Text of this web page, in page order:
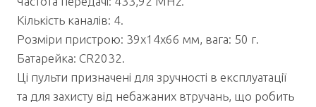
Кількість каналів: 4.
Розміри пристрою: 39x14x66 мм, вага: 50 г.
Батарейка: CR2032.
Ці пульти призначені для зручності в експлуатації
та для захисту від небажаних втручань, що робить